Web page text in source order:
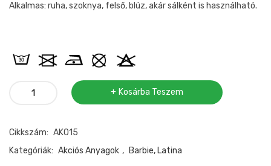
Alkalmas: ruha, szoknya, felső, blúz, akár sálként is használható.
anyag
1,30m
Kosárba Teszem
Cikkszám: AK015
Kategóriák: Akciós Anyagok , Barbie, Latina